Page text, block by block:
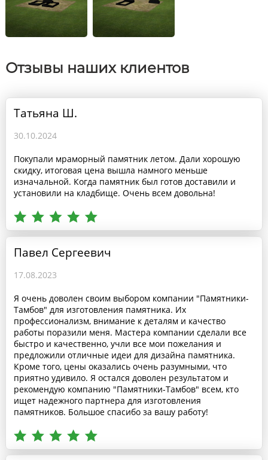
Отзывы наших клиентов
Татьяна Ш.
30.10.2024
Покупали мраморный памятник летом. Дали хорошую
скидку, итоговая цена вышла намного меньше
изначальной. Когда памятник был готов доставили и
установили на кладбище. Очень всем довольна!
Павел Сергеевич
17.08.2023
Я очень доволен своим выбором компании "Памятники-
Тамбов" для изготовления памятника. Их
профессионализм, внимание к деталям и качество
работы поразили меня. Мастера компании сделали все
быстро и качественно, учли все мои пожелания и
предложили отличные идеи для дизайна памятника.
Кроме того, цены оказались очень разумными, что
приятно удивило. Я остался доволен результатом и
рекомендую компанию "Памятники-Тамбов" всем, кто
ищет надежного партнера для изготовления
памятников. Большое спасибо за вашу работу!